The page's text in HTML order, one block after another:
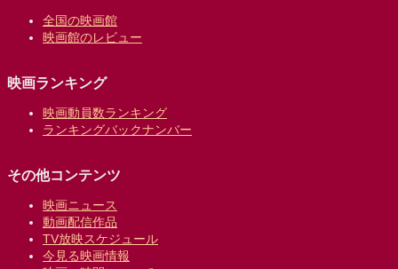
全国の映画館
映画館のレビュー
映画ランキング
映画動員数ランキング
ランキングバックナンバー
その他コンテンツ
映画ニュース
動画配信作品
TV放映スケジュール
今見る映画情報